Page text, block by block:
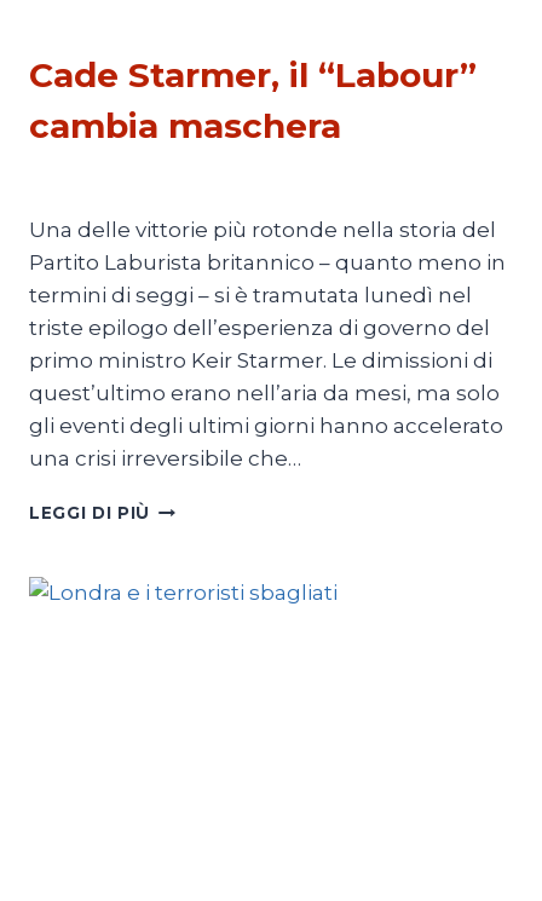
Cade Starmer, il “Labour”
cambia maschera
Una delle vittorie più rotonde nella storia del
Partito Laburista britannico – quanto meno in
termini di seggi – si è tramutata lunedì nel
triste epilogo dell’esperienza di governo del
primo ministro Keir Starmer. Le dimissioni di
quest’ultimo erano nell’aria da mesi, ma solo
gli eventi degli ultimi giorni hanno accelerato
una crisi irreversibile che…
LEGGI DI PIÙ CADE
“LABOUR”